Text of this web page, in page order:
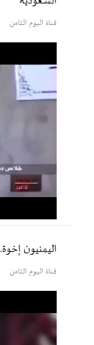
قناة اليوم الثامن
اليمنيون
قناة اليوم الثامن